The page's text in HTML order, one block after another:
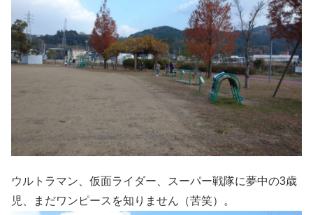
ウルトラマン、仮面ライダー、スーパー戦隊に夢中の3歳
児、まだワンピースを知りません（苦笑）。